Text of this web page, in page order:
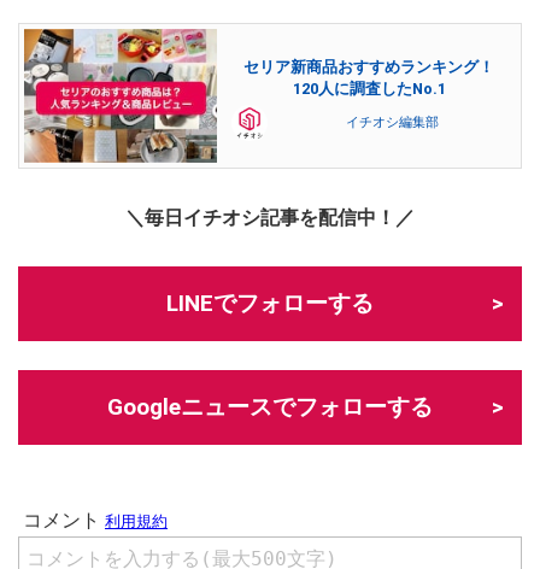
セリア新商品おすすめランキング！
120人に調査したNo.1
イチオシ編集部
＼毎日イチオシ記事を配信中！／
LINEでフォローする
Googleニュースでフォローする